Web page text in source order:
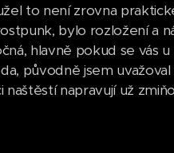
to není zrovna
bylo rozložení a
hlavně pokud se vás u
původně jsem
napravují už